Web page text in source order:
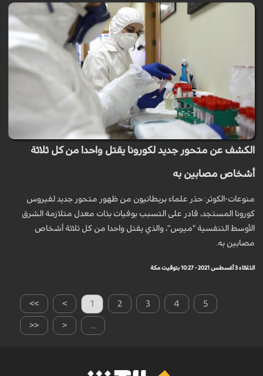
الكشف عن متحور جديد لكورونا يقتل واحدا من كل ثلاثة
أشخاص مصابين به
منوعات-الكوثر: حذر علماء بريطانيون من ظهور متحور جديد لفيروس
كورونا المستجد، قادر على التسبب بوفيات بذات معدل متلازمة الشرق
الأوسط التنفسية "ميرس"، والذي يقتل واحدا من كل ثلاثة أشخاص
مصابين به.
الثلاثاء 3 أغسطس 2021 - 10:27 بتوقيت مكة
>> > 1 2 3 4 5
...
<
<<